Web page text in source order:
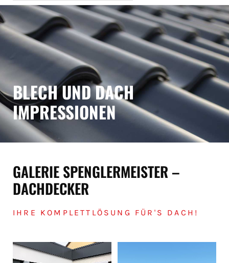
BLECH UND DACH
IMPRESSIONEN
GALERIE SPENGLERMEISTER –
DACHDECKER
IHRE KOMPLETTLÖSUNG FÜR'S DACH!